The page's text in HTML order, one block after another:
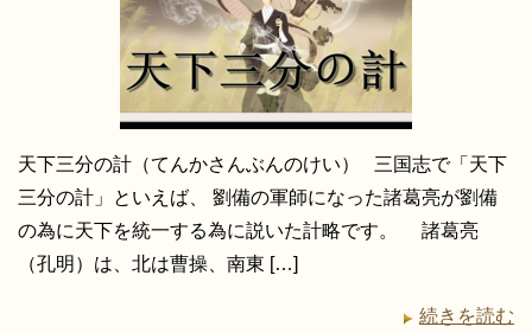
天下三分の計（てんかさんぶんのけい） 三国志で「天下
三分の計」といえば、 劉備の軍師になった諸葛亮が劉備
の為に天下を統一する為に説いた計略です。 諸葛亮
（孔明）は、北は曹操、南東 […]
続きを読む